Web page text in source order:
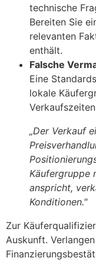
technische
Bereiten Sie
relevanten
enthält.
Falsche
Eine
lokale
„Der Verkauf
Käufergruppe
anspricht,
Konditionen."
Zur
Auskunft.